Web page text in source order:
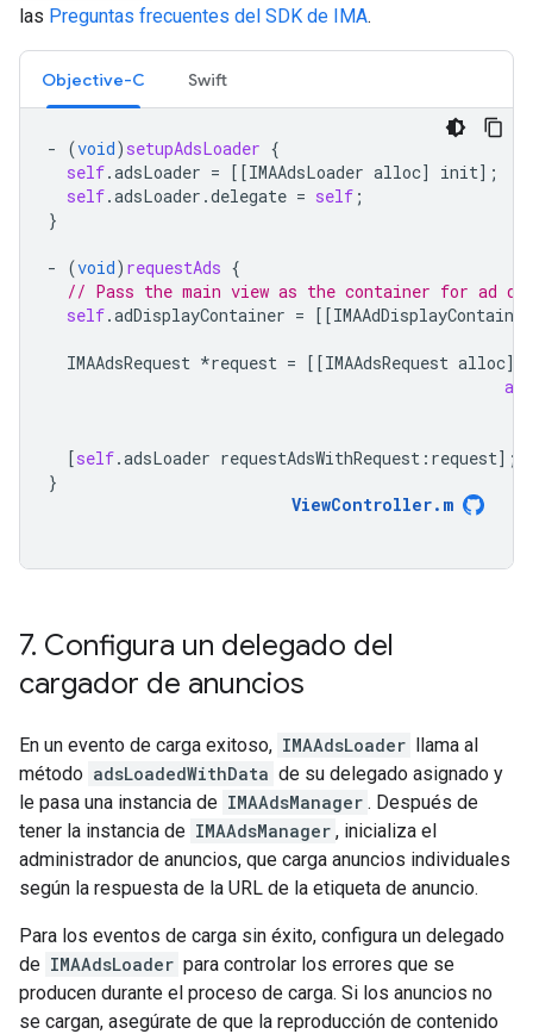
las Preguntas frecuentes del SDK de IMA.
Objective-C Swift
- (void) setupAdsLoader {
self.adsLoader = [[IMAAdsLoader alloc] init];
self.adsLoader .delegate = self ;
}
- (void) requestAds {
// Pass the main view as the container for ad
self.adDisplayContainer = [[IMAAdDisplayContainer
IMAAdsRequest *request = [[IMAAdsRequest alloc]
[self.adsLoader requestAdsWithRequest : request];
}
ViewController. m
7. Configura un delegado del
cargador de anuncios
En un evento de carga exitoso, IMAAdsLoader llama al
método adsLoadedWithData de su delegado asignado y
le pasa una instancia de IMAAdsManager . Después de
tener la instancia de IMAAdsManager , inicializa el
administrador de anuncios, que carga anuncios individuales
según la respuesta de la URL de la etiqueta de anuncio.
Para los eventos de carga sin éxito, configura un delegado
de IMAAdsLoader para controlar los errores que se
producen durante el proceso de carga. Si los anuncios no
se cargan, asegúrate de que la reproducción de contenido